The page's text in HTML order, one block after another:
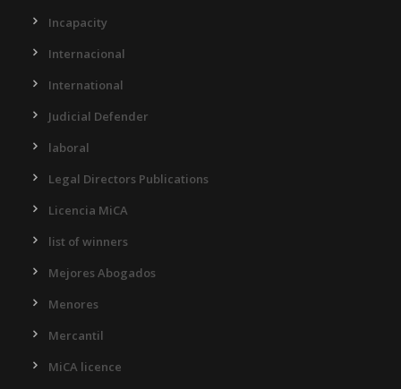
Incapacity
Internacional
International
Judicial Defender
laboral
Legal Directors Publications
Licencia MiCA
list of winners
Mejores Abogados
Menores
Mercantil
MiCA licence